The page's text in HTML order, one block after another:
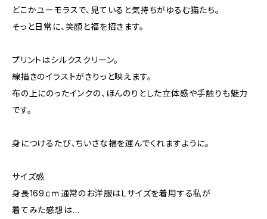
どこかユーモラスで、見ていると気持ちがゆるむ猫たち。
そっと日常に、笑顔と福を招きます。
プリントはシルクスクリーン。
線描きのイラストがきりっと映えます。
布の上にのったインクの、ほんのりとした立体感や手触りも魅力
です。
身につけるたび、ちいさな福を運んでくれますように。
サイズ感
身長169ｃｍ通常のお洋服はＬサイズを着用する私が
着てみた感想は…